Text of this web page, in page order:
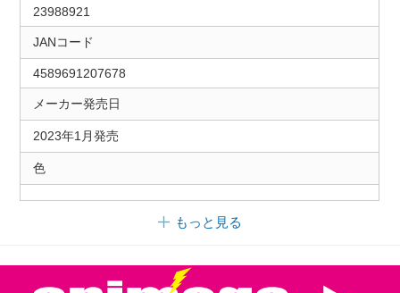
23988921
JANコード
4589691207678
メーカー発売日
2023年1月発売
色
もっと見る